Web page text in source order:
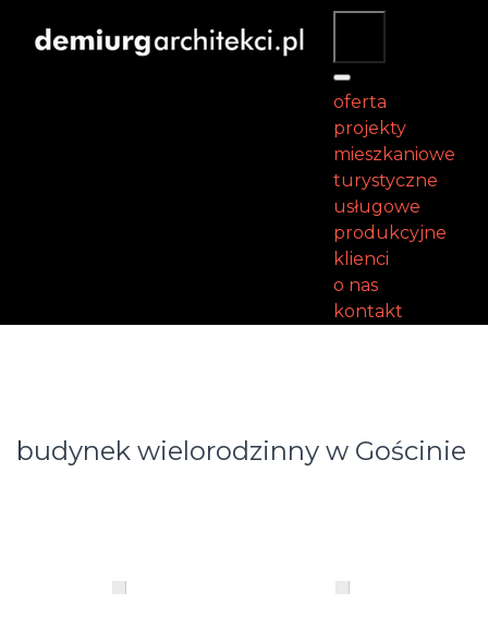
oferta
projekty
mieszkaniowe
turystyczne
usługowe
produkcyjne
klienci
o nas
kontakt
budynek wielorodzinny w Gościnie